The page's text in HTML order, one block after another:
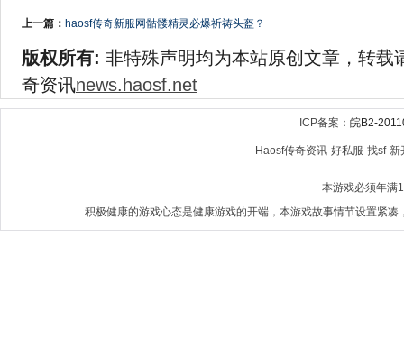
上一篇： haosf传奇新服网骷髅精灵必爆祈祷头盔？
版权所有: 非特殊声明均为本站原创文章，转载
奇资讯news.haosf.net
ICP备案： 皖B2-
Haosf传奇资讯-好私服-找sf-
本游戏必须年满
积极健康的游戏心态是健康游戏的开端，本游戏故事情节设置紧